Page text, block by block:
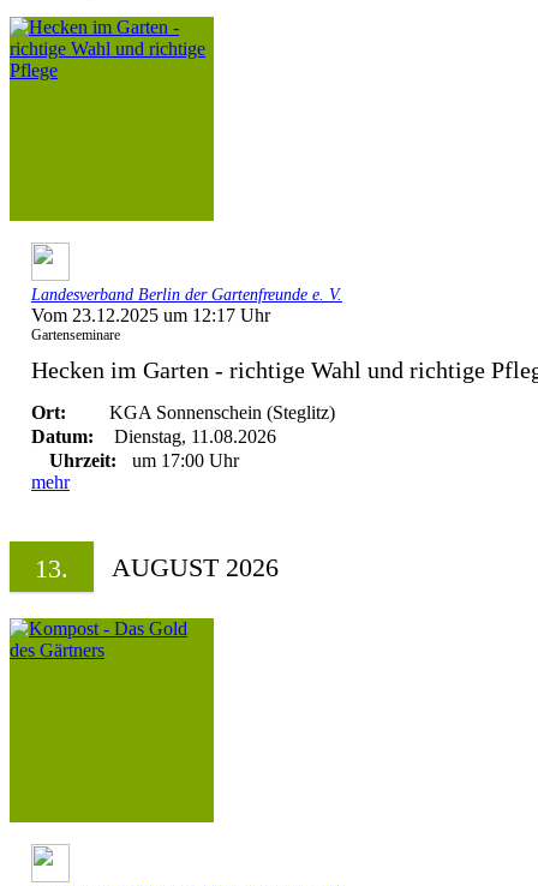
Landesverband Berlin der Gartenfreunde e. V.
Vom 23.12.2025 um 12:17 Uhr
Gartenseminare
Hecken im Garten - richtige Wahl und richtige
Ort:
KGA Sonnenschein (Steglitz)
Datum:
Dienstag, 11.08.2026
Uhrzeit:
um 17:00 Uhr
mehr
13. AUGUST 2026